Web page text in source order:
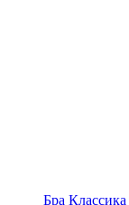
Бра Классика